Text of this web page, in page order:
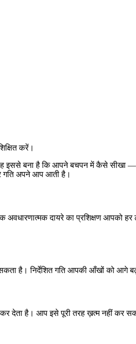
करें।
इससे बना है कि आपने बचपन में कैसे सीखा —
गति अपने आप आती है।
दायरे का प्रशिक्षण आपको हर
है। निर्देशित गति आपकी आँखों को आगे
कर देता है। आप इसे पूरी तरह ख़त्म नहीं कर